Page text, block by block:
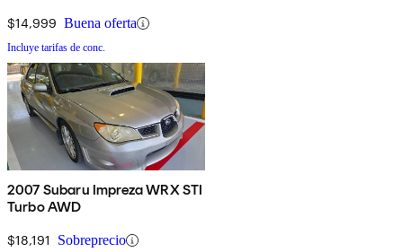
$14,999 Buena oferta
Incluye tarifas de conc.
2007 Subaru Impreza WRX STI
Turbo AWD
$18,191 Sobreprecio